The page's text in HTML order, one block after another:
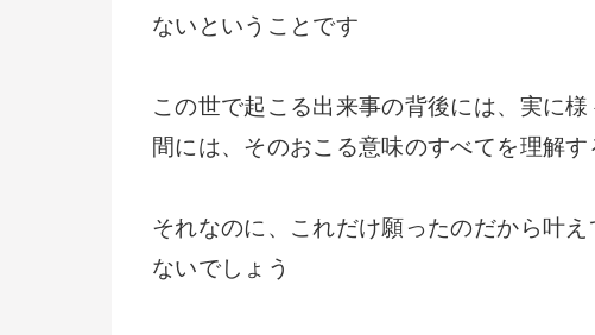
ないということです
この世で起こる出来事の背後には、実に
間には、そのおこる意味のすべてを理解
それなのに、これだけ願ったのだから叶
ないでしょう